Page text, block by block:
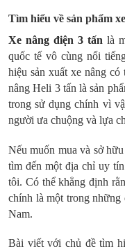
Tìm hiểu về sản phẩm
Xe nâng điện 3 tấn là
quốc tế vô cùng nổi
hiệu sản xuất xe nâng
nâng Heli 3 tấn là sản
trong sử dụng chính vì
người ưa chuộng và lựa
Nếu muốn mua và sở
tìm đến một địa chỉ uy
tôi. Có thể khẳng định
chính là một trong
Nam.
Bài viết với chủ đề tìm